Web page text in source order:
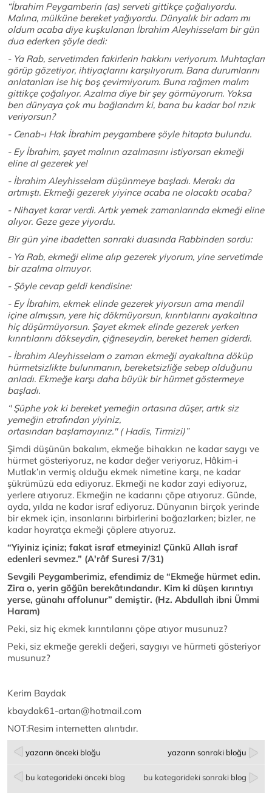
“İbrahim Peygamberin (as) serveti gittikçe çoğalıyordu.
Malına, mülküne bereket yağıyordu. Dünyalık bir adam mı
oldum acaba diye kuşkulanan İbrahim Aleyhisselam bir gün
dua ederken şöyle dedi:
- Ya Rab, servetimden fakirlerin hakkını veriyorum. Muhtaçları
görüp gözetiyor, ihtiyaçlarını karşılıyorum. Bana durumlarını
anlatanları ise hiç boş çevirmiyorum. Buna rağmen malım
gittikçe çoğalıyor. Azalma diye bir şey görmüyorum. Yoksa
ben dünyaya çok mu bağlandım ki, bana bu kadar bol rızık
veriyorsun?
- Cenab-ı Hak İbrahim peygambere şöyle hitapta bulundu.
- Ey İbrahim, şayet malının azalmasını istiyorsan ekmeği
eline al gezerek ye!
- İbrahim Aleyhisselam düşünmeye başladı. Merakı da
artmıştı. Ekmeği gezerek yiyince acaba ne olacaktı acaba?
- Nihayet karar verdi. Artık yemek zamanlarında ekmeği eline
alıyor. Geze geze yiyordu.
Bir gün yine ibadetten sonraki duasında Rabbinden sordu:
- Ya Rab, ekmeği elime alıp gezerek yiyorum, yine servetimde
bir azalma olmuyor.
- Şöyle cevap geldi kendisine:
- Ey İbrahim, ekmek elinde gezerek yiyorsun ama mendil
içine almışsın, yere hiç dökmüyorsun, kırıntılarını ayakaltına
hiç düşürmüyorsun. Şayet ekmek elinde gezerek yerken
kırıntılarını dökseydin, çiğneseydin, bereket hemen giderdi.
- İbrahim Aleyhisselam o zaman ekmeği ayakaltına döküp
hürmetsizlikte bulunmanın, bereketsizliğe sebep olduğunu
anladı. Ekmeğe karşı daha büyük bir hürmet göstermeye
başladı.
‘' Şüphe yok ki bereket yemeğin ortasına düşer, artık siz
yemeğin etrafından yiyiniz,
ortasından başlamayınız.'' ( Hadis, Tirmizi)”
Şimdi düşünün bakalım, ekmeğe bihakkın ne kadar saygı ve
hürmet gösteriyoruz, ne kadar değer veriyoruz, Hâkim-i
Mutlak’ın vermiş olduğu ekmek nimetine karşı, ne kadar
şükrümüzü eda ediyoruz. Ekmeği ne kadar zayi ediyoruz,
yerlere atıyoruz. Ekmeğin ne kadarını çöpe atıyoruz. Günde,
ayda, yılda ne kadar israf ediyoruz. Dünyanın birçok yerinde
bir ekmek için, insanlarını birbirlerini boğazlarken; bizler, ne
kadar hoyratça ekmeği çöplere atıyoruz.
“Yiyiniz içiniz; fakat israf etmeyiniz! Çünkü Allah israf
edenleri sevmez.” (A'râf Suresi 7/31)
Sevgili Peygamberimiz, efendimiz de “Ekmeğe hürmet edin.
Zira o, yerin göğün berekâtındandır. Kim ki düşen kırıntıyı
yerse, günahı affolunur” demiştir. (Hz. Abdullah ibni Ümmi
Haram)
Peki, siz hiç ekmek kırıntılarını çöpe atıyor musunuz?
Peki, siz ekmeğe gerekli değeri, saygıyı ve hürmeti gösteriyor
musunuz?
Kerim Baydak
kbaydak61-artan@hotmail.com
NOT:Resim internetten alıntıdır.
yazarın önceki bloğu yazarın sonraki bloğu
bu kategorideki önceki blog bu kategorideki sonraki blog